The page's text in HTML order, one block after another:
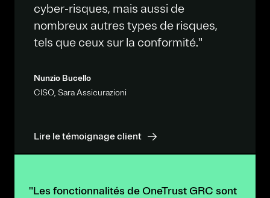
cyber-risques, mais aussi de
nombreux autres types de risques,
tels que ceux sur la conformité."
Nunzio Bucello
CISO, Sara Assicurazioni
Lire le témoignage client
"Les fonctionnalités de OneTrust GRC sont